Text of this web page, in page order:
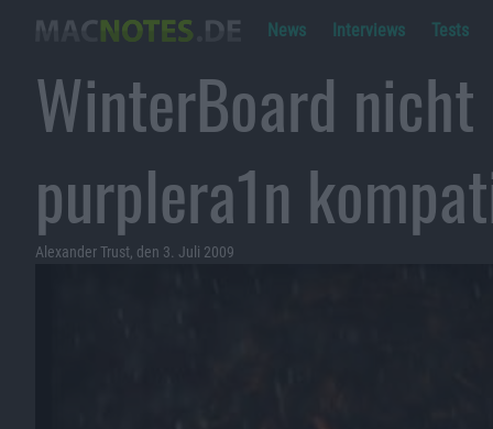
News Interviews Tests
WinterBoard
purplera1n
Alexander Trust, den 3. Juli 2009